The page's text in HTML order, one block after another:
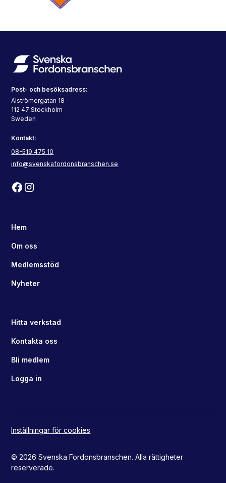
Post- och besöksadress:
Alströmergatan 18
112 47 Stockholm
Sweden
Kontakt:
08-519 475 10
info@svenskafordonsbranschen.se
Hem
Om oss
Medlemsstöd
Nyheter
Hitta verkstad
Kontakta oss
Bli medlem
Logga in
© 2026 Svenska Fordonsbranschen. Alla rättigheter
reserverade.
Inställningar för cookies